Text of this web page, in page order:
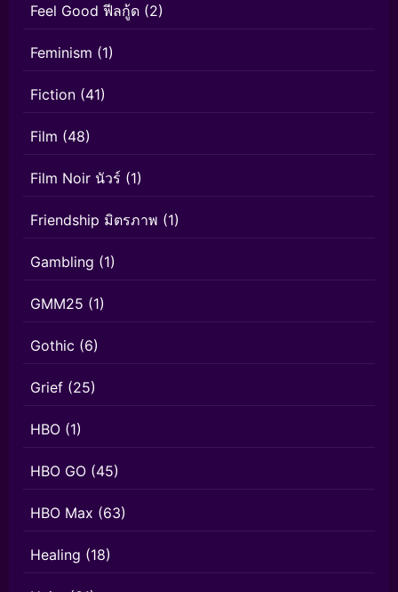
Feel Good ฟีลกู้ด (2)
Feminism (1)
Fiction (41)
Film (48)
Film Noir นัวร์ (1)
Friendship มิตรภาพ (1)
Gambling (1)
GMM25 (1)
Gothic (6)
Grief (25)
HBO (1)
HBO GO (45)
HBO Max (63)
Healing (18)